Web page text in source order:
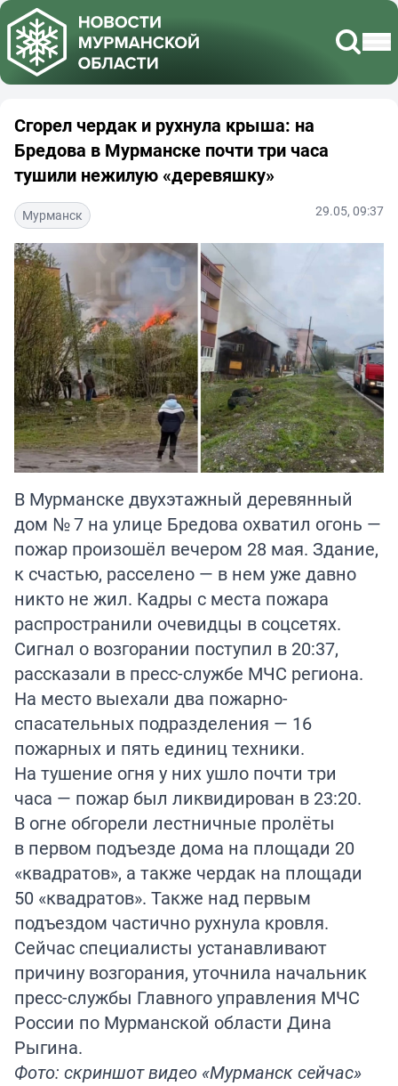
Сгорел чердак и рухнула крыша: на
Бредова в Мурманске почти три часа
тушили нежилую «деревяшку»
Мурманск 29.05, 09:37
В Мурманске двухэтажный деревянный
дом № 7 на улице Бредова охватил огонь —
пожар произошёл вечером 28 мая. Здание,
к счастью, расселено — в нем уже давно
никто не жил. Кадры с места пожара
распространили очевидцы в соцсетях.
Сигнал о возгорании поступил в 20:37,
рассказали в пресс-службе МЧС региона.
На место выехали два пожарно-
спасательных подразделения — 16
пожарных и пять единиц техники.
На тушение огня у них ушло почти три
часа — пожар был ликвидирован в 23:20.
В огне обгорели лестничные пролёты
в первом подъезде дома на площади 20
«квадратов», а также чердак на площади
50 «квадратов». Также над первым
подъездом частично рухнула кровля.
Сейчас специалисты устанавливают
причину возгорания, уточнила начальник
пресс-службы Главного управления МЧС
России по Мурманской области Дина
Рыгина.
Фото: скриншот видео «Мурманск сейчас»